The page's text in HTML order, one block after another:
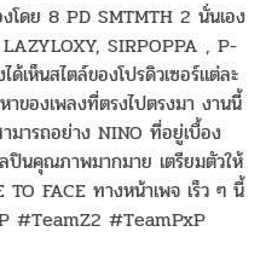
งโดย 8 PD SMTMTH 2 นั่นเอง
SIRPOPPA , P-
เห็นสไตล์ของโปรดิวเซอร์แต่ละ
ของเพลงที่ตรงไปตรงมา งานนี้
มารถอย่าง NINO ที่อยู่เบื้อง
ปินคุณภาพมากมาย เตรียมตัวให้
FACE ทางหน้าเพจ เร็ว ๆ นี้
#TeamZ2 #TeamPxP